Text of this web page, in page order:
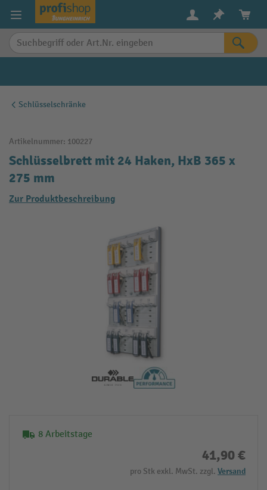
springen
Schlüsselschränke
Artikelnummer: 100227
Schlüsselbrett mit 24 Haken, HxB 365 x
275 mm
Zur Produktbeschreibung
8 Arbeitstage
41,90 €
pro Stk exkl. MwSt. zzgl. Versand